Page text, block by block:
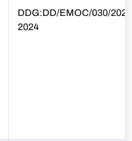
DDG:DD/EMOC/030/
2024